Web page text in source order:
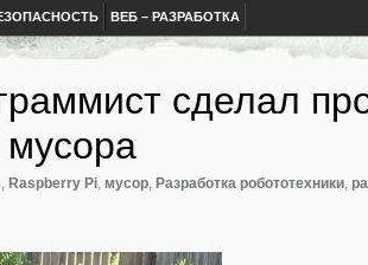
ВЕБ – РАЗРАБОТКА
сделал
мусора
, Raspberry Pi, мусор, Разработка робототехники,